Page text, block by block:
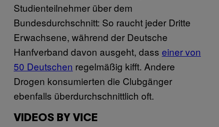
Studienteilnehmer über dem
Bundesdurchschnitt: So raucht jeder Dritte
Erwachsene, während der Deutsche
Hanfverband davon ausgeht, dass einer von
50 Deutschen regelmäßig kifft. Andere
Drogen konsumierten die Clubgänger
ebenfalls überdurchschnittlich oft.
VIDEOS BY VICE